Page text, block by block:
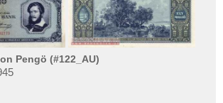
Pengö (#122_AU)